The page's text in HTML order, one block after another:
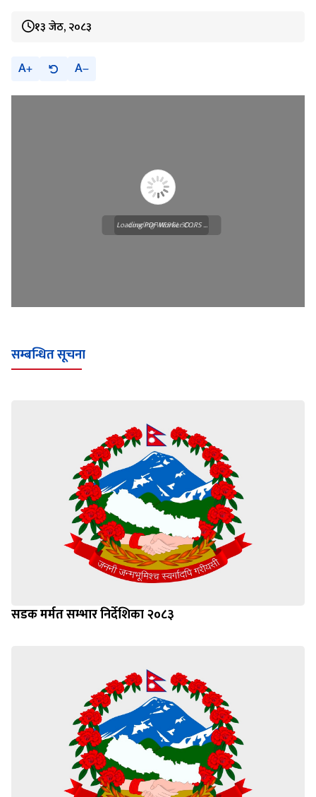
१३ जेठ, २०८३
Loading WEBGL 3D ...
Loading PDF Worker CORS ...
सम्बन्धित सूचना
सडक मर्मत सम्भार निर्देशिका २०८३